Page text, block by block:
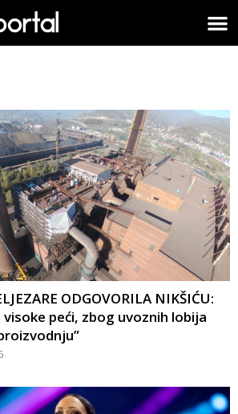
ODGOVORILA NIKŠIĆU:
visoke peći, zbog uvoznih lobija